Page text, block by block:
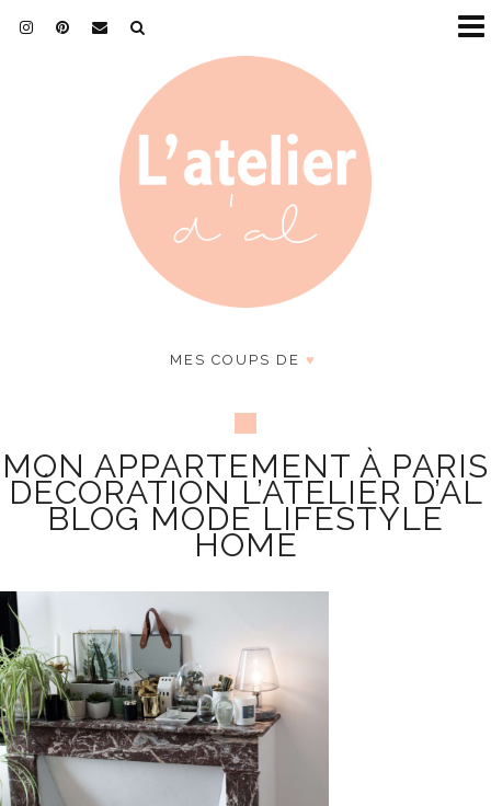
MES COUPS DE ♥
MON APPARTEMENT À PARIS
DÉCORATION L’ATELIER D’AL
BLOG MODE LIFESTYLE
HOME